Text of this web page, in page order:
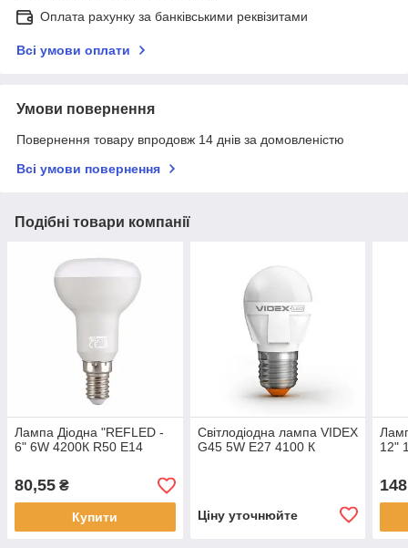
Оплата рахунку за банківськими реквізитами
Всі умови оплати
Умови повернення
Повернення товару впродовж 14 днів за домовленістю
Всі умови повернення
Подібні товари компанії
Лампа Діодна "REFLED -
6" 6W 4200К R50 E14
80,55 ₴
Купити
Світлодіодна лампа VIDEX
G45 5W E27 4100 К
Ціну уточнюйте
12"